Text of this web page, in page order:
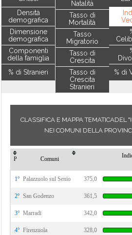
Densità
demografica
Dimensione
demografica
Componenti
della famiglia
% di Stranieri
Natalità
Tasso di
Mortalità
Tasso
Migratorio
Tasso di
Crescita
Tasso di
Crescita
Stranieri
% di
CLASSIFICA E MAPPA TEMATICADEL
NEI COMUNI DELLA
P Comuni
1° Palazzuolo sul Senio 375,0
2° San Godenzo 361,5
3° Marradi 342,0
4° Firenzuola 328,0